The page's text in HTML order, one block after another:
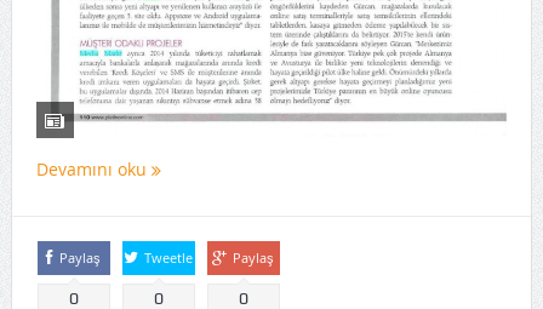
Devamını oku
Paylaş
0
Tweetle
0
Paylaş
0